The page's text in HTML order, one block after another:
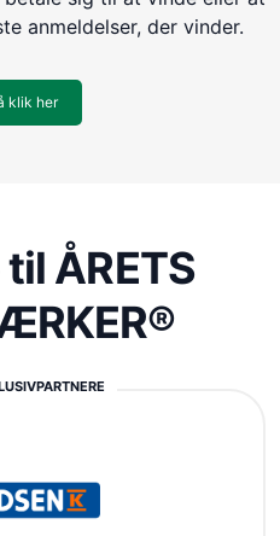
anmeldelser, der vinder.
klik her
ÅRETS